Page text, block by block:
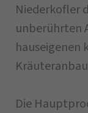
Niederkofler
unberührten
Die